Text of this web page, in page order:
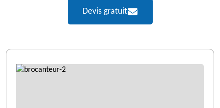
Devis gratuit